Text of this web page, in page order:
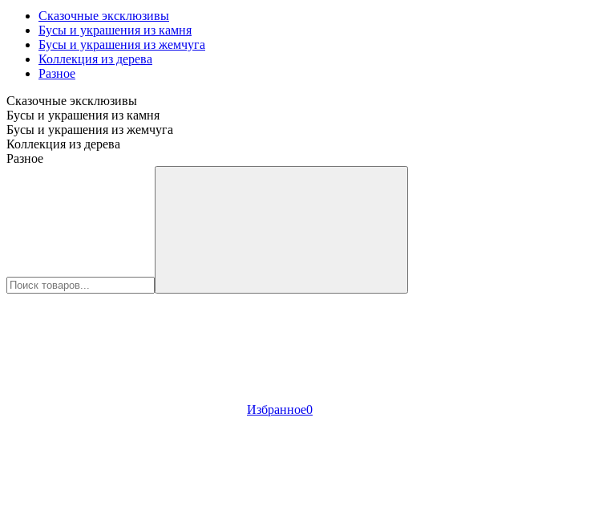
Сказочные эксклюзивы
Бусы и украшения из камня
Бусы и украшения из жемчуга
Коллекция из дерева
Разное
Сказочные эксклюзивы
Бусы и украшения из камня
Бусы и украшения из жемчуга
Коллекция из дерева
Разное
Избранное0